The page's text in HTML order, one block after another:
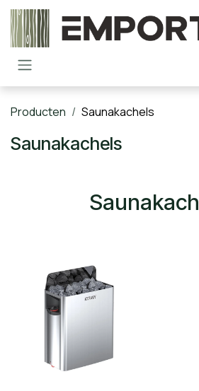
Overslaan naar inhoud
Producten Saunakachels
Saunakachels